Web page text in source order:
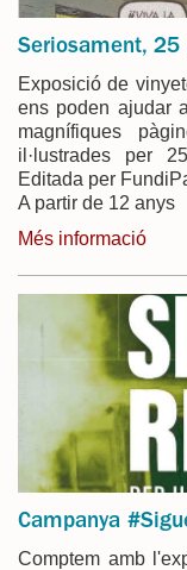
Seriosament,
Exposició de
ens poden ajudar
magnífiques
il·lustrades per
Editada per
A partir de 12 anys
Més informació
Campanya
Comptem amb